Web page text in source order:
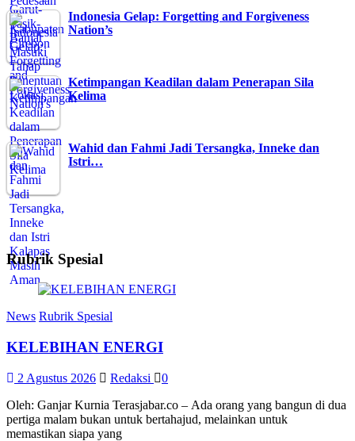
Indonesia Gelap: Forgetting and Forgiveness
Nation’s
Ketimpangan Keadilan dalam Penerapan Sila
Kelima
Wahid dan Fahmi Jadi Tersangka, Inneke dan
Istri…
Rubrik Spesial
News Rubrik Spesial
KELEBIHAN ENERGI
2 Agustus 2026 Redaksi
0
Oleh: Ganjar Kurnia Terasjabar.co – Ada orang yang bangun di dua
pertiga malam bukan untuk bertahajud, melainkan untuk
memastikan siapa yang